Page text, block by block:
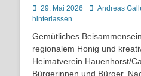
Posted
on
29. Mai 2026 AutorAndreas
hinterlassen
Gemütliches
regionalem Honig und
Heimatverein Hauenhorst/
Bürgerinnen und Bürger,